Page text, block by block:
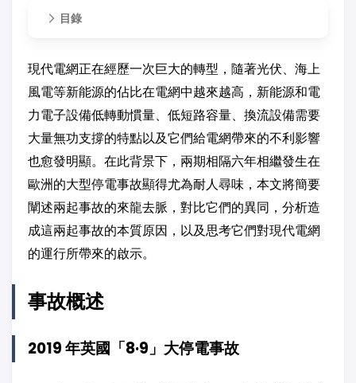
目錄
現代電網正在經歷一次巨大的轉型，隨著光伏、海上
風電等新能源的佔比在電網中越來越高，新能源和電
力電子設備低轉動慣量、低短路容量、換流設備需要
大量無功支撐的特點以及它們給電網帶來的不利影響
也愈發明顯。在此背景下，兩期相隔六年相繼發生在
歐洲的大型停電事故顯得尤為耐人尋味，本文將簡要
闡述兩起事故的來龍去脈，對比它們的異同，分析造
成這兩起事故的本質原因，以及思考它們對現代電網
的運行所帶來的啟示。
事故概述
2019 年英國「8·9」大停電事故